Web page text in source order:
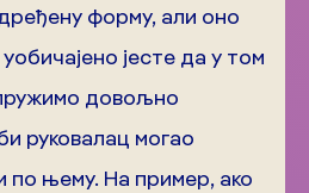
форму, али оно
јесте да у том
довољно
руковалац могао
по њему. На пример, ако